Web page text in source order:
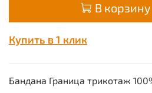
В корзину
Купить в 1 клик
Бандана Граница трикотаж